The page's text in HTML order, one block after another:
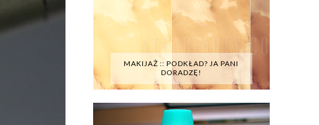
MAKIJAŻ :: PODKŁAD? JA PANI
DORADZĘ!